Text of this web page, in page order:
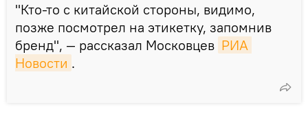
"Кто-то c китайской стороны, видимо,
позже посмотрел на этикетку, запомнив
бренд", — рассказал Московцев РИА
Новости .